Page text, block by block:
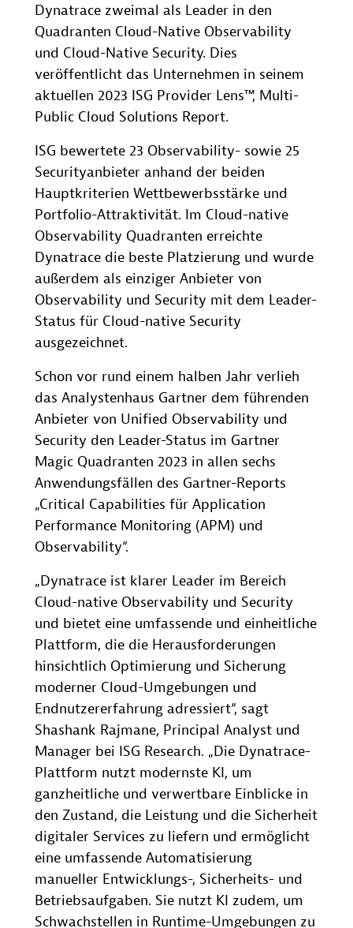
Dynatrace zweimal als Leader in den
Quadranten Cloud-Native Observability
und Cloud-Native Security. Dies
veröffentlicht das Unternehmen in seinem
aktuellen 2023 ISG Provider Lens™, Multi-
Public Cloud Solutions Report.
ISG bewertete 23 Observability- sowie 25
Securityanbieter anhand der beiden
Hauptkriterien Wettbewerbsstärke und
Portfolio-Attraktivität. Im Cloud-native
Observability Quadranten erreichte
Dynatrace die beste Platzierung und wurde
außerdem als einziger Anbieter von
Observability und Security mit dem Leader-
Status für Cloud-native Security
ausgezeichnet.
Schon vor rund einem halben Jahr verlieh
das Analystenhaus Gartner dem führenden
Anbieter von Unified Observability und
Security den Leader-Status im Gartner
Magic Quadranten 2023 in allen sechs
Anwendungsfällen des Gartner-Reports
„Critical Capabilities für Application
Performance Monitoring (APM) und
Observability“.
„Dynatrace ist klarer Leader im Bereich
Cloud-native Observability und Security
und bietet eine umfassende und einheitliche
Plattform, die die Herausforderungen
hinsichtlich Optimierung und Sicherung
moderner Cloud-Umgebungen und
Endnutzererfahrung adressiert“, sagt
Shashank Rajmane, Principal Analyst und
Manager bei ISG Research. „Die Dynatrace-
Plattform nutzt modernste KI, um
ganzheitliche und verwertbare Einblicke in
den Zustand, die Leistung und die Sicherheit
digitaler Services zu liefern und ermöglicht
eine umfassende Automatisierung
manueller Entwicklungs-, Sicherheits- und
Betriebsaufgaben. Sie nutzt KI zudem, um
Schwachstellen in Runtime-Umgebungen zu